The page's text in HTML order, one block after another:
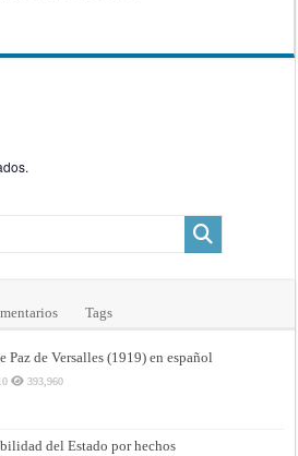
Tags
Paz de Versalles (1919) en español
393,960
del Estado por hechos